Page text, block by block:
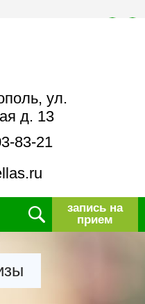
ул.
д. 13
83-21
запись на
прием